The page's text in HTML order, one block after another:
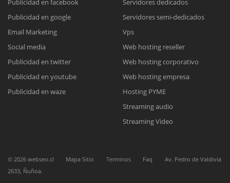
Reunión online
Nuestros ejecutivos le enviarán un correo electrónico con el enlace a
Meet para la reunión online.
Cotización
Chat Online
Todos nuestros ejecutivos están fuera de línea. Complete el formulario
Publicidad en facebook
Publicidad en google
Email Marketing
Social media
Publicidad en twitter
Publicidad en youtube
Publicidad en waze
Servidores dedicados
Servidores semi-dedicados
Vps
Web hosting reseller
Web hosting corporativo
Web hosting empresa
Hosting PYME
Streaming audio
Streaming Video
© 2026 webseo.cl Mapa Sitio Terminos Faq
Av. Pedro de Valdivia
2633, Ñuñoa.